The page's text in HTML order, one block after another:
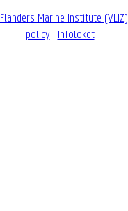
Flanders Marine Institute (VLIZ)
policy | Infoloket